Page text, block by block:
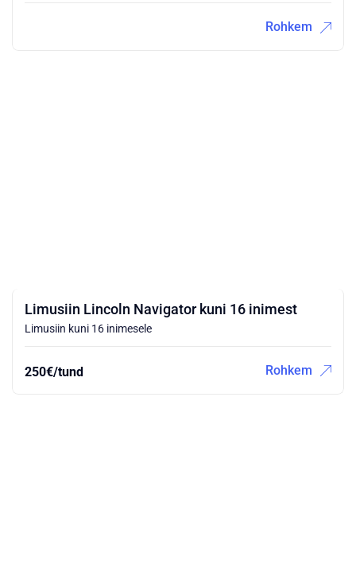
Rohkem
Limusiin Lincoln Navigator kuni 16 inimest
Limusiin kuni 16 inimesele
250€/tund Rohkem